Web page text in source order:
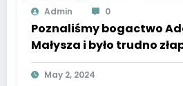
Admin 0
Poznaliśmy bogactwo
Małysza i było trudno
Prawdziwa fortuna
May 2, 2024